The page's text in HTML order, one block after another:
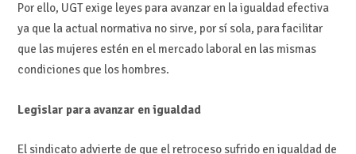
Por ello, UGT exige leyes para avanzar en la igualdad efectiva
ya que la actual normativa no sirve, por sí sola, para facilitar
que las mujeres estén en el mercado laboral en las mismas
condiciones que los hombres.
Legislar para avanzar en igualdad
El sindicato advierte de que el retroceso sufrido en igualdad de